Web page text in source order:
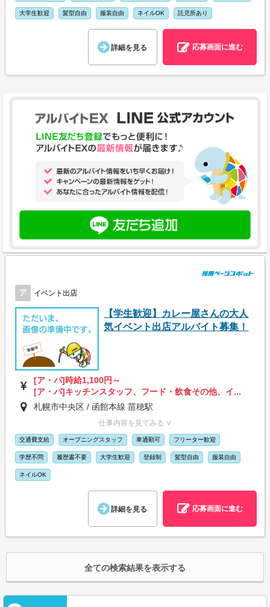
大学生歓迎 髪型自由 服装自由 ネイルOK 託児所あり
詳細を見る 応募画面に進む
ア イベント出店
【学生歓迎】カレー屋さんの大人
気イベント出店アルバイト募集！
[ア・パ]時給1,100円～
[ア・パ]キッチンスタッフ、フード・飲食その他、イ...
札幌市中央区 / 函館本線 苗穂駅
仕事内容を見てみる ∨
交通費支給 オープニングスタッフ 車通勤可 フリーター歓迎
学歴不問 履歴書不要 大学生歓迎 登録制 髪型自由 服装自由
ネイルOK
詳細を見る 応募画面に進む
全ての検索結果を表示する